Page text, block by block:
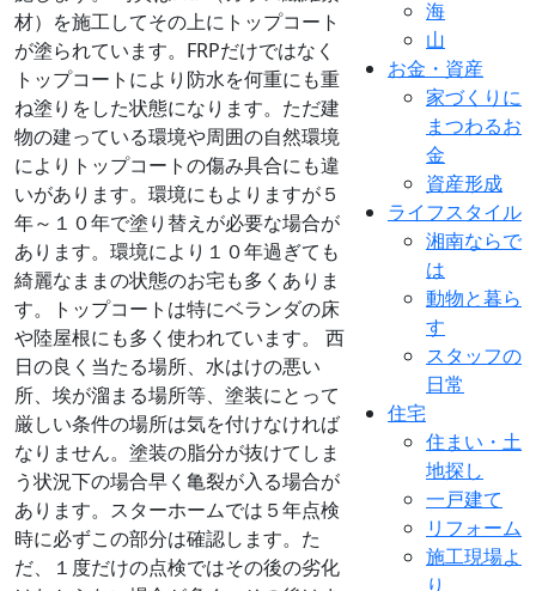
材）を施工してその上にトップコート
が塗られています。FRPだけではなく
トップコートにより防水を何重にも重
ね塗りをした状態になります。ただ建
物の建っている環境や周囲の自然環境
によりトップコートの傷み具合にも違
いがあります。環境にもよりますが５
年～１０年で塗り替えが必要な場合が
あります。環境により１０年過ぎても
綺麗なままの状態のお宅も多くありま
す。トップコートは特にベランダの床
や陸屋根にも多く使われています。 西
日の良く当たる場所、水はけの悪い
所、埃が溜まる場所等、塗装にとって
厳しい条件の場所は気を付けなければ
なりません。塗装の脂分が抜けてしま
う状況下の場合早く亀裂が入る場合が
あります。スターホームでは５年点検
時に必ずこの部分は確認します。た
だ、１度だけの点検ではその後の劣化
海
山
お金・資産
家づくりに
まつわるお
金
資産形成
ライフスタイル
湘南ならで
は
動物と暮ら
す
スタッフの
日常
住宅
住まい・土
地探し
一戸建て
リフォーム
施工現場よ
り